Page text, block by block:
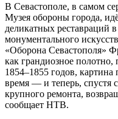
В Севастополе, в самом
Музея обороны города,
деликатных реставраций
монументального
«Оборона Севастополя»
как грандиозное
1854–1855 годов,
время — и теперь, спустя
крупного ремонта,
сообщает НТВ.